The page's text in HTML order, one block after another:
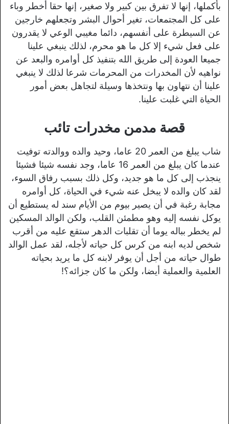
بأكملها، إنها لا تفرق بين كبير ولا صغير، إنها حقا أخطر وباء
على كل المجتمعات، تغير أحوال البشر وتجعلهم خارجين
عن السيطرة على أنفسهم، دائما مغيبي الوعي لا يقدرون
على فعل شيء إلا كل ما هو محرم، لذلك ينبغي علينا
جميعا العودة إلى طريق الله بتنفيذ كل أوامره والبعد عن
نواهيه لأن المخدرات من المحرمات شرعا لذلك لا ينبغي
علينا أن نتهاون بها ونتخذها وسيلة لتجاهل بعض أمور
الحياة التي غلبت علينا.
قصة مدمن مخدرات تائب
شاب يبلغ من العمر 20 عاما، وحيد والده ووالدته توفيت
عندما كان يبلغ من العمر 16 عاما، وجد نفسه شيئا فشيئا
ينجذب إلى كل ما هو جديد، وكل ذلك بسبب رفاق السوء،
لقد كان والده لا يبخل عنه شيء في الحياة، كل أوامره
مجابة رغبة في أن يصير بيوم من الأيام سند له يستطيع أن
يوكل نفسه إليه وهو مطمئن القلب، ولكن الوالد المسكين
لم يخطر بباله يوما أن تقلبات الدهر ستقع عليه من أقرب
شخص لديه ابنه من كرس كل حياته لأجله، لقد عمل الوالد
طوال حياته من أجل أن يوفر لابنه كل ما يريد بحياته
العلمية والعملية أيضا، ولكن ما كان جزائه؟!